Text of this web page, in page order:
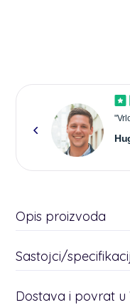
Opis proizvoda
Sastojci/
Dostava i povrat u